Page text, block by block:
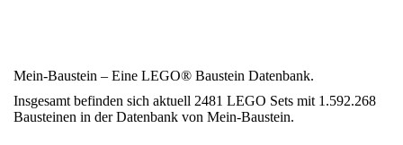
Mein-Baustein – Eine LEGO® Baustein Datenbank.
Insgesamt befinden sich aktuell 2481 LEGO Sets mit 1.592.268
Bausteinen in der Datenbank von Mein-Baustein.